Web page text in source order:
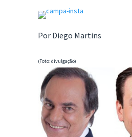
Por Diego Martins
(Foto: divulgação)